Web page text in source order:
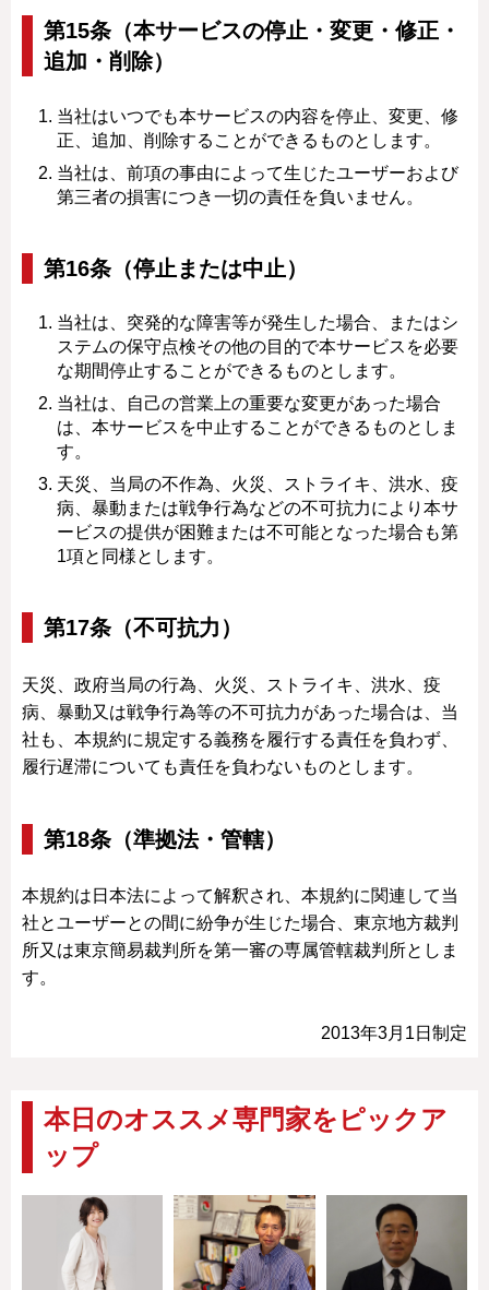
第15条（本サービスの停止・変更・修正・
追加・削除）
当社はいつでも本サービスの内容を停止、変更、修
正、追加、削除することができるものとします。
当社は、前項の事由によって生じたユーザーおよび
第三者の損害につき一切の責任を負いません。
第16条（停止または中止）
当社は、突発的な障害等が発生した場合、またはシ
ステムの保守点検その他の目的で本サービスを必要
な期間停止することができるものとします。
当社は、自己の営業上の重要な変更があった場合
は、本サービスを中止することができるものとしま
す。
天災、当局の不作為、火災、ストライキ、洪水、疫
病、暴動または戦争行為などの不可抗力により本サ
ービスの提供が困難または不可能となった場合も第
1項と同様とします。
第17条（不可抗力）
天災、政府当局の行為、火災、ストライキ、洪水、疫
病、暴動又は戦争行為等の不可抗力があった場合は、当
社も、本規約に規定する義務を履行する責任を負わず、
履行遅滞についても責任を負わないものとします。
第18条（準拠法・管轄）
本規約は日本法によって解釈され、本規約に関連して当
社とユーザーとの間に紛争が生じた場合、東京地方裁判
所又は東京簡易裁判所を第一審の専属管轄裁判所としま
す。
2013年3月1日制定
本日のオススメ専門家をピックア
ップ